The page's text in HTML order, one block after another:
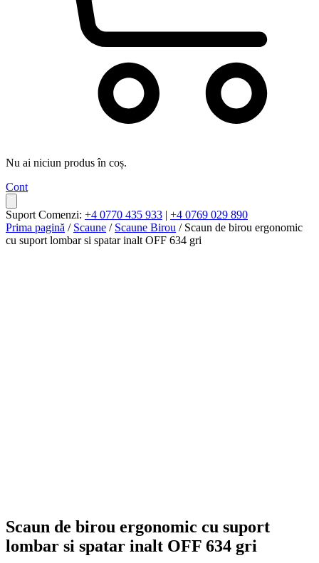
Nu ai niciun produs în coș.
Cont
Suport Comenzi: +4 0770 435 933 | +4 0769 029 890
Prima pagină / Scaune / Scaune Birou / Scaun de birou ergonomic
cu suport lombar si spatar inalt OFF 634 gri
Scaun de birou ergonomic cu suport
lombar si spatar inalt OFF 634 gri